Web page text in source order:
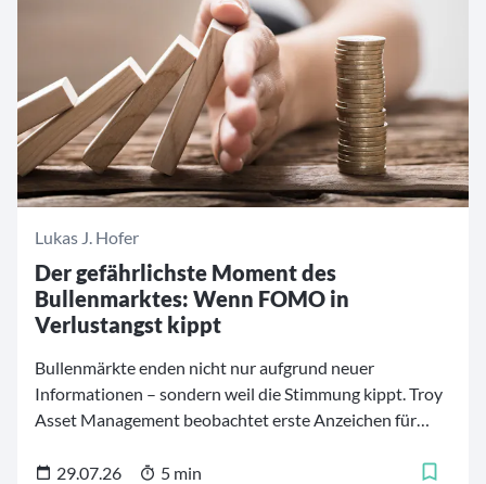
Umbrüchen und tiefgreifenden Veränderungen an den
Kapitalmärkten geprägt waren.
Lukas J. Hofer
Der gefährlichste Moment des
Bullenmarktes: Wenn FOMO in
Verlustangst kippt
Bullenmärkte enden nicht nur aufgrund neuer
Informationen – sondern weil die Stimmung kippt. Troy
Asset Management beobachtet erste Anzeichen für
welche Rolle die Anlegerpsychologie derzeit spielt und
29.07.26 5 min